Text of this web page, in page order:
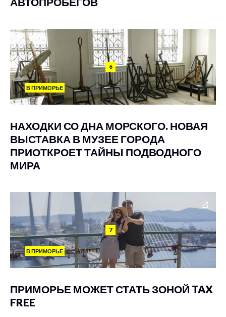
6
В ПРИМОРЬЕ
НАХОДКИ СО ДНА МОРСКОГО. НОВАЯ
ВЫСТАВКА В МУЗЕЕ ГОРОДА
ПРИОТКРОЕТ ТАЙНЫ ПОДВОДНОГО
МИРА
7
В ПРИМОРЬЕ
ПРИМОРЬЕ МОЖЕТ СТАТЬ ЗОНОЙ TAX
FREE